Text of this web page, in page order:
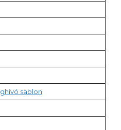
sablon